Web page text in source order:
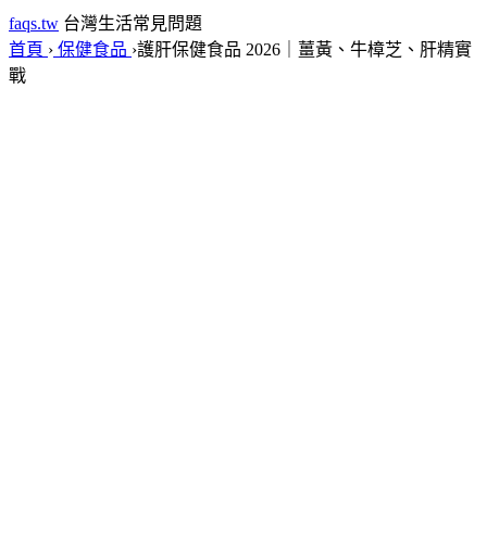
faqs.tw 台灣生活常見問題
首頁 › 保健食品 ›護肝保健食品 2026｜薑黃、牛樟芝、肝精實
戰